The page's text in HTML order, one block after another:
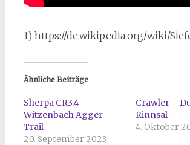
1) https://de.wikipedia.org/wiki/
Ähnliche Beiträge
Sherpa CR3.4
Witzenbach Agger
Trail
20. September 2023
Crawler –
Rinnsal
4. Oktober